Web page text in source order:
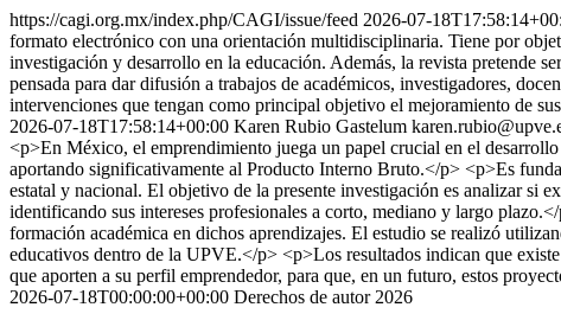
https://cagi.org.mx/index.php/CAGI/issue/feed 2026-07-
formato electrónico con una orientación multidisciplinaria. Tiene por
investigación y desarrollo en la educación. Además, la revista pretende
pensada para dar difusión a trabajos de académicos, investigadores,
intervenciones que tengan como principal objetivo el mejoramiento de
2026-07-18T17:58:14+00:00 Karen Rubio Gastelum
<p>En México, el emprendimiento juega un papel crucial en el
aportando significativamente al Producto Interno Bruto.</p> <p>Es
estatal y nacional. El objetivo de la presente investigación es analizar si
identificando sus intereses profesionales a corto, mediano y largo
formación académica en dichos aprendizajes. El estudio se realizó
educativos dentro de la UPVE.</p> <p>Los resultados indican que
que aporten a su perfil emprendedor, para que, en un futuro, estos
2026-07-18T00:00:00+00:00 Derechos de autor 2026